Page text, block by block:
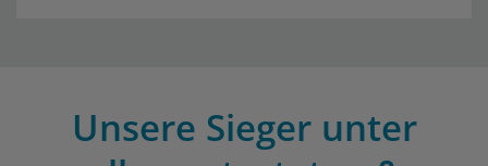
Unsere Sieger unter